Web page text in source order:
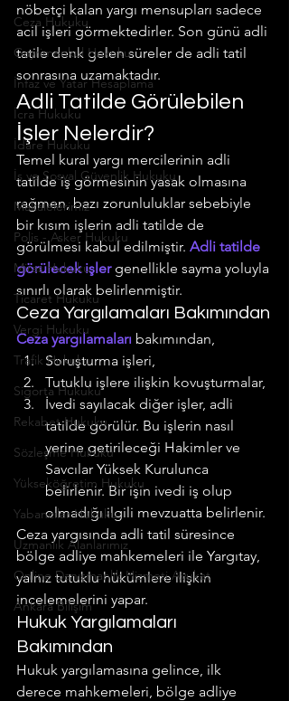
Ceza Hukuku
Gayrimenkul Hukuku
İnfaz ve Yatar Hesaplama
İcra Hukuku
İdare Hukuku
İş ve Sosyal Güvenlik Hukuku
Makalelerimiz
Polis - Asker Hukuku
Miras Hukuku
Ticaret Hukuku
Vergi Hukuku
Trafik Hukuku
Sigorta Hukuku
Rekabet Hukuku
Sözleşme Hukuku
Yükseköğretim Hukuku
Yabancılar Hukuku
Uzmanlık Alanlarımız
Online Danışmanlık Hizmeti Avukat
Ankara Bilişim
nöbetçi kalan yargı mensupları sadece
acil işleri görmektedirler. Son günü adli
tatile denk gelen süreler de adli tatil
sonrasına uzamaktadır.
Adli Tatilde Görülebilen
İşler Nelerdir?
Temel kural yargı mercilerinin adli
tatilde iş görmesinin yasak olmasına
rağmen, bazı zorunluluklar sebebiyle
bir kısım işlerin adli tatilde de
görülmesi kabul edilmiştir. Adli tatilde
görülecek işler genellikle sayma yoluyla
sınırlı olarak belirlenmiştir.
Ceza Yargılamaları Bakımından
Ceza yargılamaları bakımından,
Soruşturma işleri,
Tutuklu işlere ilişkin kovuşturmalar,
İvedi sayılacak diğer işler, adli
tatilde görülür. Bu işlerin nasıl
yerine getirileceği Hakimler ve
Savcılar Yüksek Kurulunca
belirlenir. Bir işin ivedi iş olup
olmadığı ilgili mevzuatta belirlenir.
Ceza yargısında adli tatil süresince
bölge adliye mahkemeleri ile Yargı­tay,
yalnız tutuklu hükümlere ilişkin
incelemelerini yapar.
Hukuk Yargılamaları
Bakımından
Hukuk yargılamasına gelince, ilk
derece mahkemeleri, bölge adli­ye